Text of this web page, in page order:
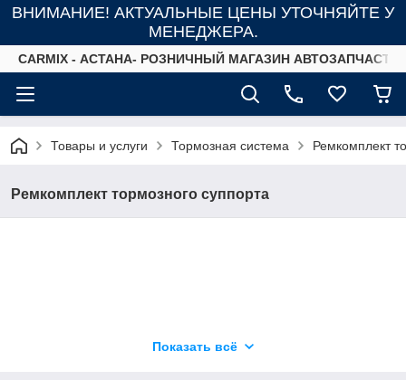
ВНИМАНИЕ! АКТУАЛЬНЫЕ ЦЕНЫ УТОЧНЯЙТЕ У
МЕНЕДЖЕРА.
СARMIX - АСТАНА- РОЗНИЧНЫЙ МАГАЗИН
Товары и услуги Тормозная система Ремкомплект
Ремкомплект тормозного суппорта
Показать всё